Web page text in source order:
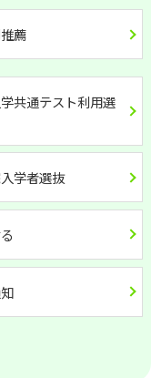
薦
共通テスト利用選
学者選抜